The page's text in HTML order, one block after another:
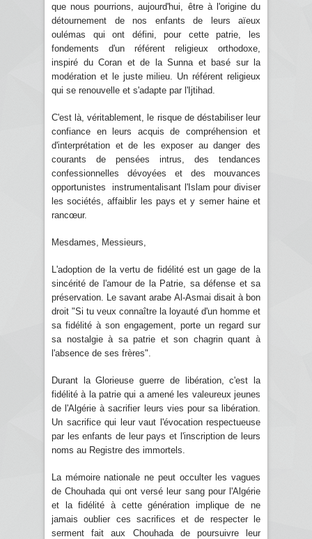
que nous pourrions, aujourd'hui, être à l'origine du
détournement de nos enfants de leurs aïeux
oulémas qui ont défini, pour cette patrie, les
fondements d'un référent religieux orthodoxe,
inspiré du Coran et de la Sunna et basé sur la
modération et le juste milieu. Un référent religieux
qui se renouvelle et s'adapte par l'Ijtihad.
C'est là, véritablement, le risque de déstabiliser leur
confiance en leurs acquis de compréhension et
d'interprétation et de les exposer au danger des
courants de pensées intrus, des tendances
confessionnelles dévoyées et des mouvances
opportunistes instrumentalisant l'Islam pour diviser
les sociétés, affaiblir les pays et y semer haine et
rancœur.
Mesdames, Messieurs,
L'adoption de la vertu de fidélité est un gage de la
sincérité de l'amour de la Patrie, sa défense et sa
préservation. Le savant arabe Al-Asmai disait à bon
droit "Si tu veux connaître la loyauté d'un homme et
sa fidélité à son engagement, porte un regard sur
sa nostalgie à sa patrie et son chagrin quant à
l'absence de ses frères".
Durant la Glorieuse guerre de libération, c'est la
fidélité à la patrie qui a amené les valeureux jeunes
de l'Algérie à sacrifier leurs vies pour sa libération.
Un sacrifice qui leur vaut l'évocation respectueuse
par les enfants de leur pays et l'inscription de leurs
noms au Registre des immortels.
La mémoire nationale ne peut occulter les vagues
de Chouhada qui ont versé leur sang pour l'Algérie
et la fidélité à cette génération implique de ne
jamais oublier ces sacrifices et de respecter le
serment fait aux Chouhada de poursuivre leur